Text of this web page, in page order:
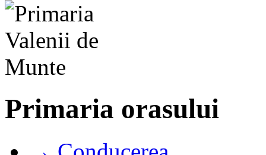
Primaria orasului